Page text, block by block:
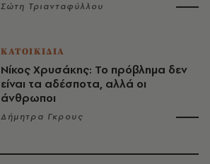
Σώτη Τριανταφύλλου
ΚΑΤΟΙΚΙΔΙΑ
Νίκος Χρυσάκης: Το πρόβλημα δεν
είναι τα αδέσποτα, αλλά οι
άνθρωποι
Δήμητρα Γκρους